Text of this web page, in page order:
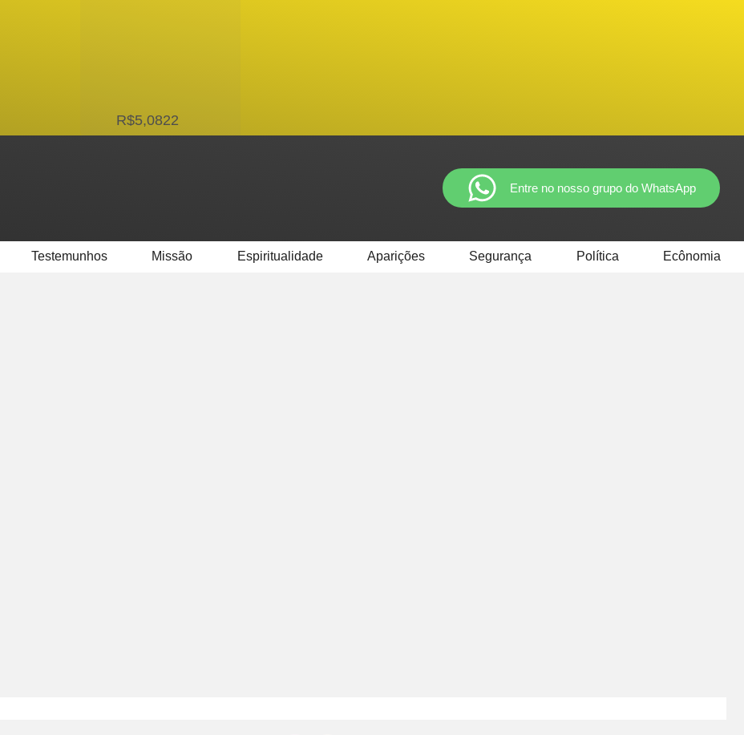
R$5,0822
Entre no nosso grupo do WhatsApp
Testemunhos Missão Espiritualidade Aparições Segurança Política Ecônomia